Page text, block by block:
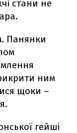
стани не
. Панянки
ним
щоки –
гейші